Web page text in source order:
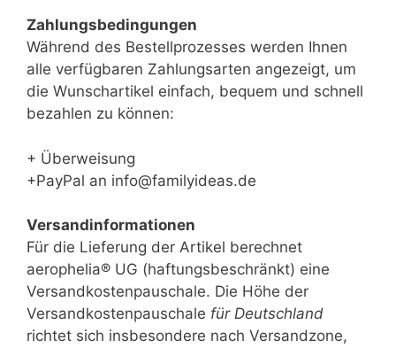
Zahlungsbedingungen
Während des Bestellprozesses werden Ihnen
alle verfügbaren Zahlungsarten angezeigt, um
die Wunschartikel einfach, bequem und schnell
bezahlen zu können:
+ Überweisung
+PayPal an info@familyideas.de
Versandinformationen
Für die Lieferung der Artikel berechnet
aerophelia® UG (haftungsbeschränkt) eine
Versandkostenpauschale. Die Höhe der
Versandkostenpauschale für Deutschland
richtet sich insbesondere nach Versandzone,